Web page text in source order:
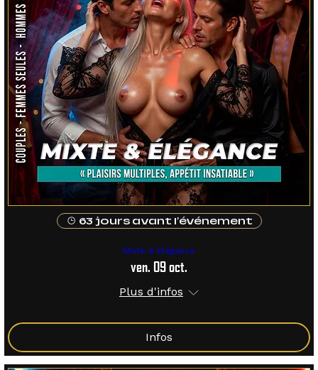
63 jours avant l'événement
Mixte & Élégance
ven. 09 oct.
Plus d'infos
Infos